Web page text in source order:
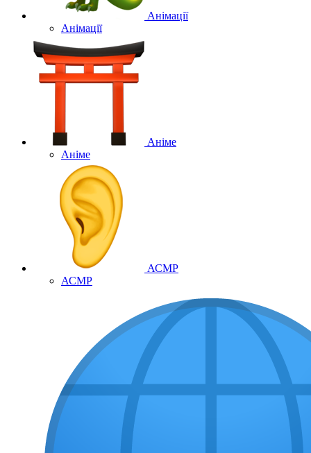
Анімації
Анімації
Аніме
Аніме
АСМР
АСМР